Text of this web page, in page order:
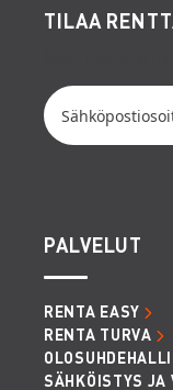
TILAA
PALVELUT
RENTA EASY
RENTA TURVA
SÄHKÖISTYS JA